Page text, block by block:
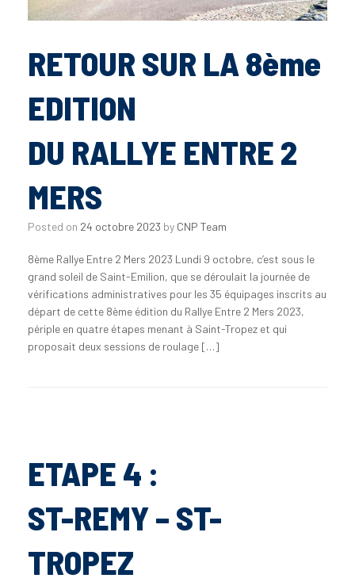
RETOUR SUR LA 8ème
EDITION
DU RALLYE ENTRE 2
MERS
Posted on 24 octobre 2023 by CNP Team
8ème Rallye Entre 2 Mers 2023 Lundi 9 octobre, c’est sous le
grand soleil de Saint-Emilion, que se déroulait la journée de
vérifications administratives pour les 35 équipages inscrits au
départ de cette 8ème édition du Rallye Entre 2 Mers 2023,
périple en quatre étapes menant à Saint-Tropez et qui
proposait deux sessions de roulage […]
ETAPE 4 :
ST-REMY – ST-
TROPEZ